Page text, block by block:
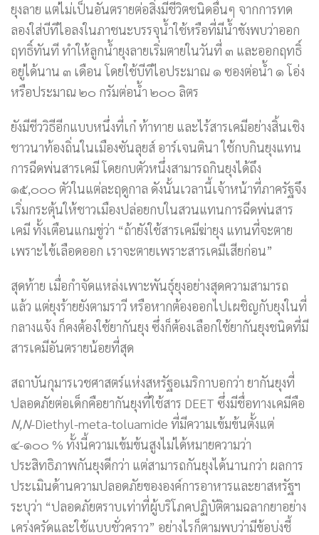
ยุงลาย แต่ไม่เป็นอันตรายต่อสิ่งมีชีวิตชนิดอื่นๆ จากการทด
ลองใส่บีทีไอลงในภาชนะบรรจุน้ำใช้หรือที่มีน้ำขังพบว่าออก
ฤทธิ์ทันที ทำให้ลูกน้ำยุงลายเริ่มตายในวันที่ ๓ และออกฤทธิ์
อยู่ได้นาน ๓ เดือน โดยใช้บีทีไอประมาณ ๑ ซองต่อน้ำ ๑ โอ่ง
หรือประมาณ ๒๐ กรัมต่อน้ำ ๒๐๐ ลิตร
ยังมีชีววิธีอีกแบบหนึ่งที่เก๋ ท้าทาย และไร้สารเคมีอย่างสิ้นเชิง
ชาวนาท้องถิ่นในเมืองซันลุยส์ อาร์เจนตินา ใช้กบกินยุงแทน
การฉีดพ่นสารเคมี โดยกบตัวหนึ่งสามารถกินยุงได้ถึง
๑๕,๐๐๐ ตัวในแต่ละฤดูกาล ดังนั้นเวลานี้เจ้าหน้าที่ภาครัฐจึง
เริ่มกระตุ้นให้ชาวเมืองปล่อยกบในสวนแทนการฉีดพ่นสาร
เคมี ทั้งเตือนแกมขู่ว่า “ถ้ายังใช้สารเคมีฆ่ายุง แทนที่จะตาย
เพราะไข้เลือดออก เราจะตายเพราะสารเคมีเสียก่อน”
สุดท้าย เมื่อกำจัดแหล่งเพาะพันธุ์ยุงอย่างสุดความสามารถ
แล้ว แต่ยุงร้ายยังตามราวี หรือหากต้องออกไปเผชิญกับยุงในที่
กลางแจ้ง ก็คงต้องใช้ยากันยุง ซึ่งก็ต้องเลือกใช้ยากันยุงชนิดที่มี
สารเคมีอันตรายน้อยที่สุด
สถาบันกุมารเวชศาสตร์แห่งสหรัฐอเมริกาบอกว่า ยากันยุงที่
ปลอดภัยต่อเด็กคือยากันยุงที่ใช้สาร DEET ซึ่งมีชื่อทางเคมีคือ
N,N-Diethyl-meta-toluamide ที่มีความเข้มข้นตั้งแต่
๔-๑๐๐ % ทั้งนี้ความเข้มข้นสูงไม่ได้หมายความว่า
ประสิทธิภาพกันยุงดีกว่า แต่สามารถกันยุงได้นานกว่า ผลการ
ประเมินด้านความปลอดภัยขององค์การอาหารและยาสหรัฐฯ
ระบุว่า “ปลอดภัยตราบเท่าที่ผู้บริโภคปฏิบัติตามฉลากยาอย่าง
เคร่งครัดและใช้แบบชั่วคราว” อย่างไรก็ตามพบว่ามีข้อบ่งชี้